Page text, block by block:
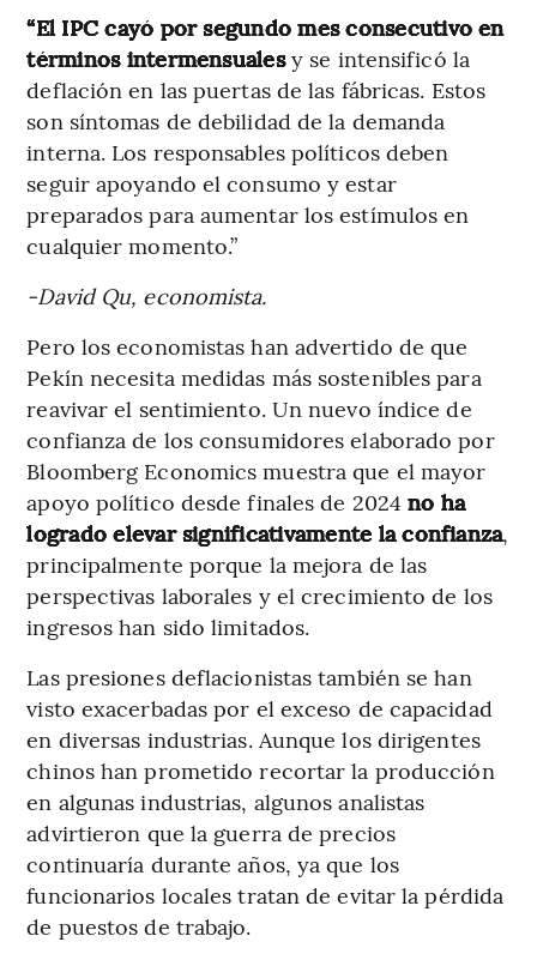
“El IPC cayó por segundo mes consecutivo en
términos intermensualesy se intensificó la
deflación en las puertas de las fábricas. Estos
son síntomas de debilidad de la demanda
interna. Los responsables políticos deben
seguir apoyando el consumo y estar
preparados para aumentar los estímulos en
cualquier momento.”
-David Qu, economista.
Pero los economistas han advertido de que
Pekín necesita medidas más sostenibles para
reavivar el sentimiento. Un nuevo índice de
confianza de los consumidores elaborado por
Bloomberg Economics muestra que el mayor
apoyo político desde finales de 2024 no ha
logrado elevar significativamente la confianza,
principalmente porque la mejora de las
perspectivas laborales y el crecimiento de los
ingresos han sido limitados.
Las presiones deflacionistas también se han
visto exacerbadas por el exceso de capacidad
en diversas industrias. Aunque los dirigentes
chinos han prometido recortar la producción
en algunas industrias, algunos analistas
advirtieron que la guerra de precios
continuaría durante años, ya que los
funcionarios locales tratan de evitar la pérdida
de puestos de trabajo.